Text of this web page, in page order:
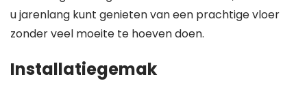
u jarenlang kunt genieten van een prachtige vloer
zonder veel moeite te hoeven doen.
Installatiegemak